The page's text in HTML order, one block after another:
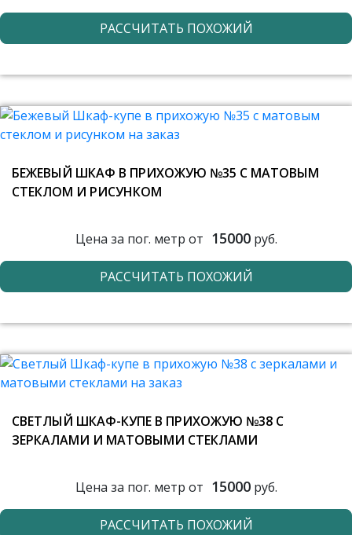
РАССЧИТАТЬ ПОХОЖИЙ
БЕЖЕВЫЙ ШКАФ В ПРИХОЖУЮ №35 С МАТОВЫМ
СТЕКЛОМ И РИСУНКОМ
Цена за пог. метр от 15000руб.
РАССЧИТАТЬ ПОХОЖИЙ
СВЕТЛЫЙ ШКАФ-КУПЕ В ПРИХОЖУЮ №38 С
ЗЕРКАЛАМИ И МАТОВЫМИ СТЕКЛАМИ
Цена за пог. метр от 15000руб.
РАССЧИТАТЬ ПОХОЖИЙ